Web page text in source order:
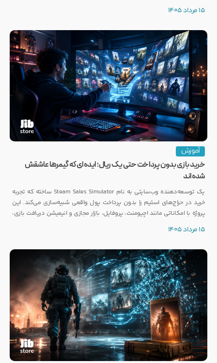
15 مرداد 1405
آموزش
خرید بازی بدون پرداخت حتی یک ریال؛ ایده‌ای که گیمرها عاشقش
شده‌اند
یک توسعه‌دهنده وب‌سایتی به نام Steam Sales Simulator ساخته که تجربه
خرید در حراج‌های استیم را بدون پرداخت پول واقعی شبیه‌سازی می‌کند. این
پروژه با امکاناتی مانند اچیومنت، پروفایل، بازار مجازی و انیمیشن دریافت بازی،
15 مرداد 1405